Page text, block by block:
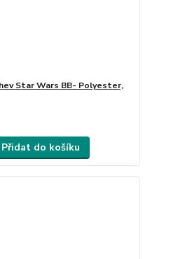
Star Wars BB- Polyester,
Přidat do košíku